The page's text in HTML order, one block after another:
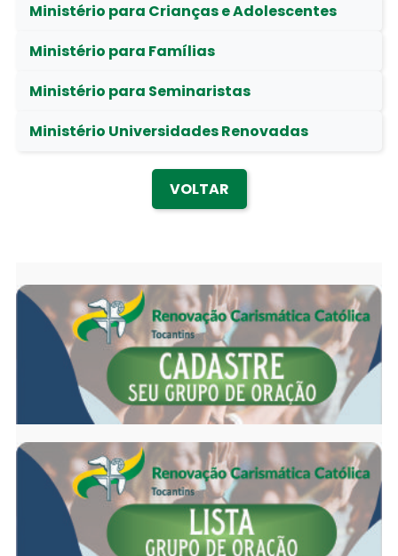
Ministério para Crianças e Adolescentes
Ministério para Famílias
Ministério para Seminaristas
Ministério Universidades Renovadas
VOLTAR